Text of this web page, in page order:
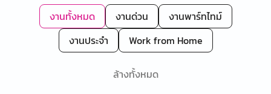
งานทั้งหมด งานด่วน
งานพาร์ทไทม์
งานประจำ
Work from Home
ล้างทั้งหมด